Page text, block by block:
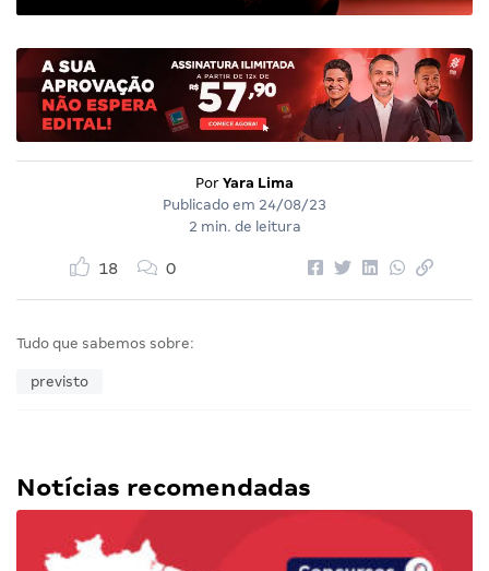
Por Yara Lima
Publicado em 24/08/23
2 min. de leitura
18 0
Tudo que sabemos sobre:
previsto
Notícias recomendadas